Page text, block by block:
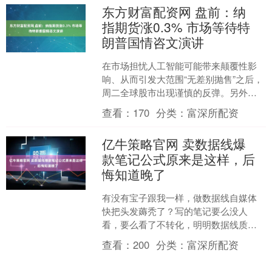
东方财富配资网 盘前：纳
指期货涨0.3% 市场等待特
朗普国情咨文演讲
在市场担忧人工智能可能带来颠覆性影
响、从而引发大范围“无差别抛售”之后，
周二全球股市出现谨慎的反弹。另外，
对美国总统特朗普关祱政策的不确定性
令市场格外关注今日稍....
查看： 170 分类：富深所配资
亿牛策略官网 卖数据线爆
款笔记公式原来是这样，后
悔知道晚了
有没有宝子跟我一样，做数据线自媒体
快把头发薅秃了？写的笔记要么没人
看，要么看了不转化，明明数据线质量
过关、价格也有优势，却连100个阅读都
破不了😭 看着别人随手....
查看：200 分类：富深所配资